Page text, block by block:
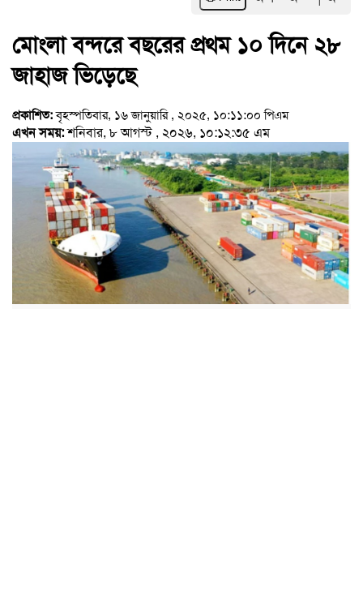
মোংলা বন্দরে বছরের প্রথম ১০ দিনে ২৮
জাহাজ ভিড়েছে
প্রকাশিত:বৃহস্পতিবার, ১৬ জানুয়ারি , ২০২৫, ১০:১১:০০ পিএম
এখন সময়:শনিবার, ৮ আগস্ট , ২০২৬, ১০:১২:৩৫ এম